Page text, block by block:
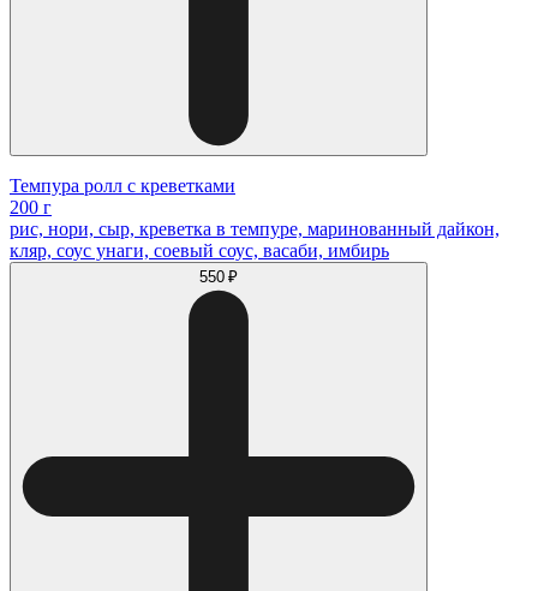
Темпура ролл с креветками
200 г
рис, нори, сыр, креветка в темпуре, маринованный дайкон,
кляр, соус унаги, соевый соус, васаби, имбирь
550 ₽